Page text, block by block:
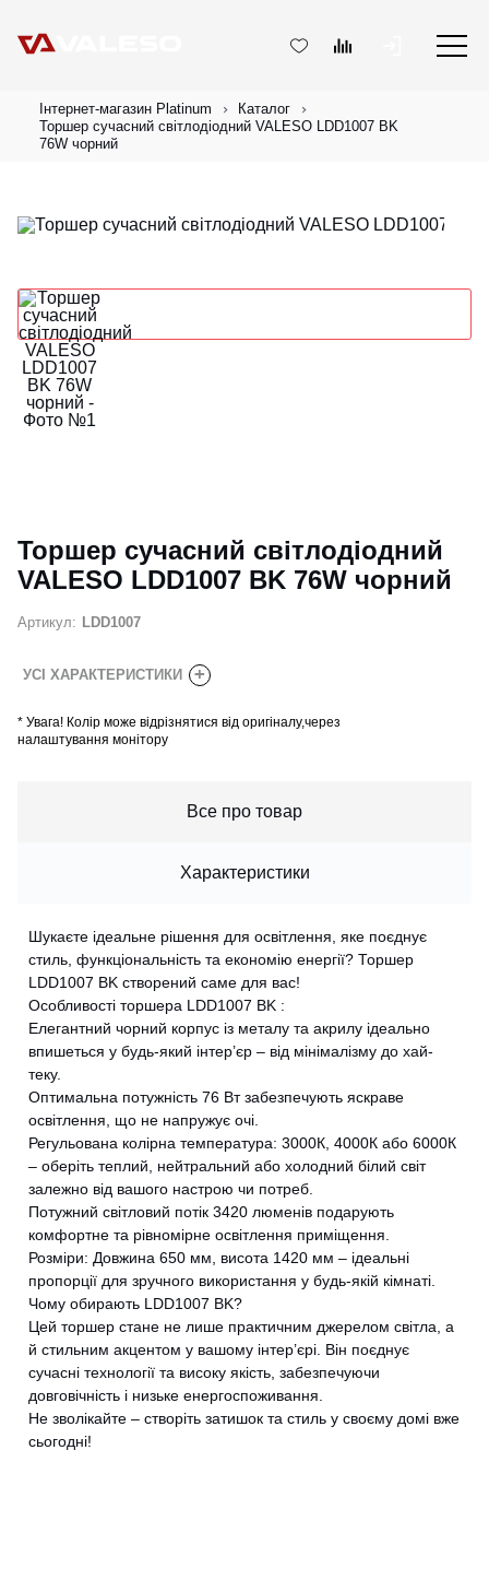
Інтернет-магазин Platinum
Каталог
Торшер сучасний світлодіодний VALESO LDD1007 BK
76W чорний
Торшер сучасний світлодіодний
VALESO LDD1007 BK 76W чорний
Артикул: LDD1007
УСІ ХАРАКТЕРИСТИКИ +
* Увага! Колір може відрізнятися від оригіналу,через
налаштування монітору
Все про товар
Характеристики
Шукаєте ідеальне рішення для освітлення, яке поєднує
стиль, функціональність та економію енергії? Торшер
LDD1007 BK створений саме для вас!
Особливості торшера LDD1007 BK :
Елегантний чорний корпус із металу та акрилу ідеально
впишеться у будь-який інтер’єр – від мінімалізму до хай-
теку.
Оптимальна потужність 76 Вт забезпечують яскраве
освітлення, що не напружує очі.
Регульована колірна температура: 3000К, 4000К або 6000К
– оберіть теплий, нейтральний або холодний білий світ
залежно від вашого настрою чи потреб.
Потужний світловий потік 3420 люменів подарують
комфортне та рівномірне освітлення приміщення.
Розміри: Довжина 650 мм, висота 1420 мм – ідеальні
пропорції для зручного використання у будь-якій кімнаті.
Чому обирають LDD1007 BK?
Цей торшер стане не лише практичним джерелом світла, а
й стильним акцентом у вашому інтер’єрі. Він поєднує
сучасні технології та високу якість, забезпечуючи
довговічність і низьке енергоспоживання.
Не зволікайте – створіть затишок та стиль у своєму домі вже
сьогодні!